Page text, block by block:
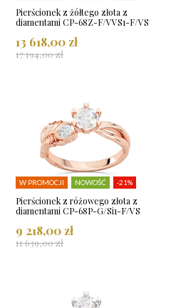
Pierścionek z żółtego złota z
diamentami CP-68Z-F/VVS1-F/VS
13 618,00 zł
17 194,00 zł
W PROMOCJI NOWOŚĆ -21%
Pierścionek z różowego złota z
diamentami CP-68P-G/Si1-F/VS
9 218,00 zł
11 639,00 zł